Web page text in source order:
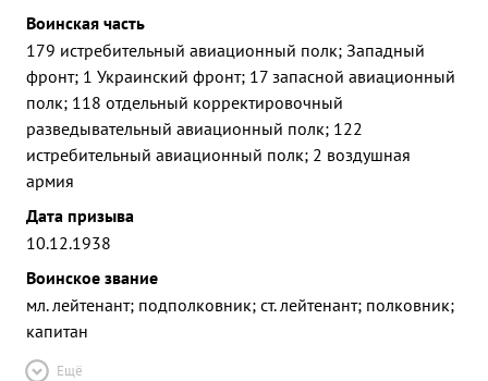
Воинская часть
179 истребительный авиационный полк; Западный
фронт; 1 Украинский фронт; 17 запасной авиационный
полк; 118 отдельный корректировочный
разведывательный авиационный полк; 122
истребительный авиационный полк; 2 воздушная
армия
Дата призыва
10.12.1938
Воинское звание
мл. лейтенант; подполковник; ст. лейтенант; полковник;
капитан
Ещё